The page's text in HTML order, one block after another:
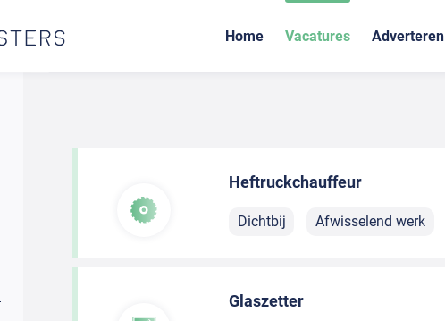
Home Vacatures Adverteren
Heftruckchauffeur
Dichtbij Afwisselend werk
Glaszetter